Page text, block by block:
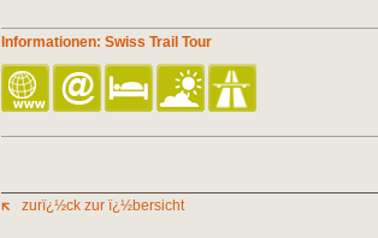
Informationen: Swiss Trail Tour
zurï¿½ck zur ï¿½bersicht